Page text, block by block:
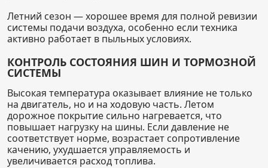
Летний сезон — хорошее время для полной ревизии
системы подачи воздуха, особенно если техника
активно работает в пыльных условиях.
КОНТРОЛЬ СОСТОЯНИЯ ШИН И ТОРМОЗНОЙ
СИСТЕМЫ
Высокая температура оказывает влияние не только
на двигатель, но и на ходовую часть. Летом
дорожное покрытие сильно нагревается, что
повышает нагрузку на шины. Если давление не
соответствует норме, возрастает сопротивление
качению, ухудшается управляемость и
увеличивается расход топлива.